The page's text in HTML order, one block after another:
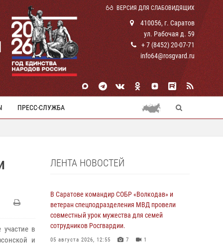
ВЕРСИЯ ДЛЯ СЛАБОВИДЯЩИХ
410056, г. Саратов
ул. Рабочая д. 59
+ 7 (8452) 20-07-71
info64@rosgvard.ru
ПРЕСС-СЛУЖБА
в
и
ЛЕНТА НОВОСТЕЙ
В Саратове командир СОБР «Волкодав» и
ветеран спецподразделения МВД провели
совместный урок мужества для семей
сотрудников Росгвардии.
05 августа 2026, 12:55 7 1